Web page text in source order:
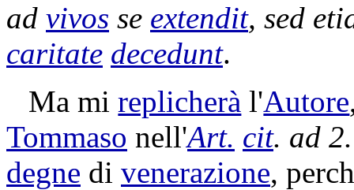
ad vivos se extendit, sed
caritate decedunt.
Ma mireplicherà l'Autore
Tommaso nell'Art. cit. ad 2.
degne di venerazione,